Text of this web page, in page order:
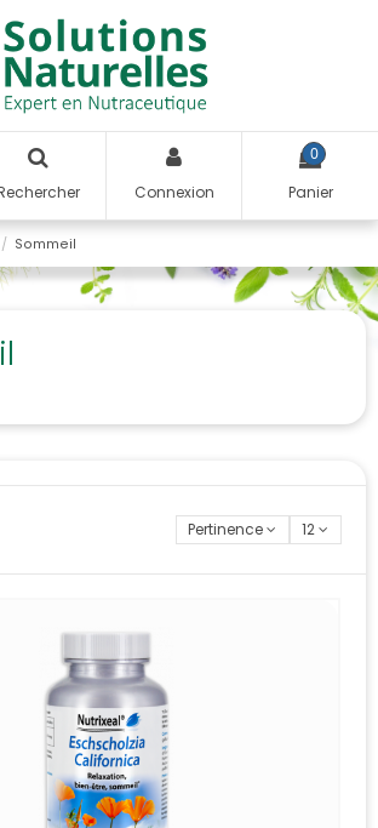
Connexion
0
Panier
Sommeil
Pertinence 12